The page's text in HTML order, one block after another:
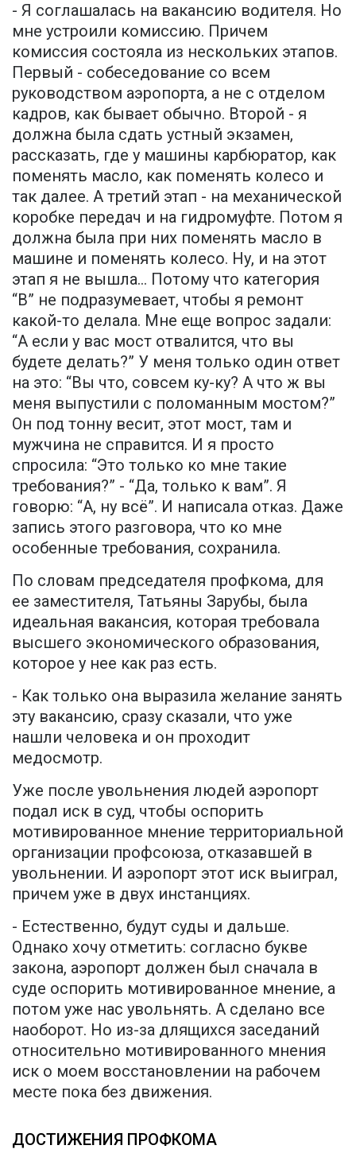
- Я соглашалась на вакансию водителя. Но
мне устроили комиссию. Причем
комиссия состояла из нескольких этапов.
Первый - собеседование со всем
руководством аэропорта, а не с отделом
кадров, как бывает обычно. Второй - я
должна была сдать устный экзамен,
рассказать, где у машины карбюратор, как
поменять масло, как поменять колесо и
так далее. А третий этап - на механической
коробке передач и на гидромуфте. Потом я
должна была при них поменять масло в
машине и поменять колесо. Ну, и на этот
этап я не вышла... Потому что категория
“В” не подразумевает, чтобы я ремонт
какой-то делала. Мне еще вопрос задали:
“А если у вас мост отвалится, что вы
будете делать?” У меня только один ответ
на это: “Вы что, совсем ку-ку? А что ж вы
меня выпустили с поломанным мостом?”
Он под тонну весит, этот мост, там и
мужчина не справится. И я просто
спросила: “Это только ко мне такие
требования?” - “Да, только к вам”. Я
говорю: “А, ну всё”. И написала отказ. Даже
запись этого разговора, что ко мне
особенные требования, сохранила.
По словам председателя профкома, для
ее заместителя, Татьяны Зарубы, была
идеальная вакансия, которая требовала
высшего экономического образования,
которое у нее как раз есть.
- Как только она выразила желание занять
эту вакансию, сразу сказали, что уже
нашли человека и он проходит
медосмотр.
Уже после увольнения людей аэропорт
подал иск в суд, чтобы оспорить
мотивированное мнение территориальной
организации профсоюза, отказавшей в
увольнении. И аэропорт этот иск выиграл,
причем уже в двух инстанциях.
- Естественно, будут суды и дальше.
Однако хочу отметить: согласно букве
закона, аэропорт должен был сначала в
суде оспорить мотивированное мнение, а
потом уже нас увольнять. А сделано все
наоборот. Но из-за длящихся заседаний
относительно мотивированного мнения
иск о моем восстановлении на рабочем
месте пока без движения.
ДОСТИЖЕНИЯ ПРОФКОМА